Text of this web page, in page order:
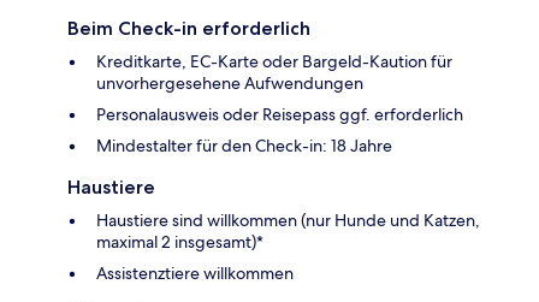
Beim Check-in erforderlich
Kreditkarte, EC-Karte oder Bargeld-Kaution für
unvorhergesehene Aufwendungen
Personalausweis oder Reisepass ggf. erforderlich
Mindestalter für den Check-in: 18 Jahre
Haustiere
Haustiere sind willkommen (nur Hunde und Katzen,
maximal 2 insgesamt)*
Assistenztiere willkommen